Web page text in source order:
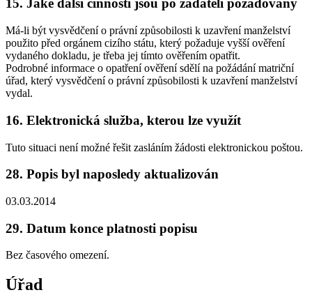
15. Jaké další činnosti jsou po žadateli požadovány
Má-li být vysvědčení o právní způsobilosti k uzavření manželství
použito před orgánem cizího státu, který požaduje vyšší ověření
vydaného dokladu, je třeba jej tímto ověřením opatřit.
Podrobné informace o opatření ověření sdělí na požádání matriční
úřad, který vysvědčení o právní způsobilosti k uzavření manželství
vydal.
16. Elektronická služba, kterou lze využít
Tuto situaci není možné řešit zasláním žádosti elektronickou poštou.
28. Popis byl naposledy aktualizován
03.03.2014
29. Datum konce platnosti popisu
Bez časového omezení.
Úřad